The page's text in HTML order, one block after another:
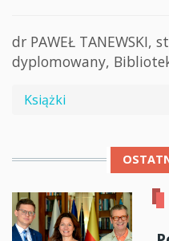
dr PAWEŁ TANEWSKI,
dyplomowany,
Książki